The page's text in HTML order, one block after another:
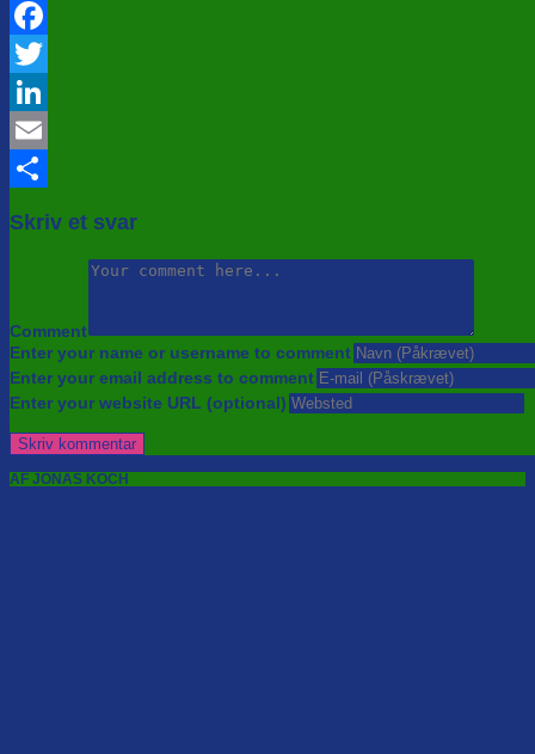
Facebook
Twitter
LinkedIn
Email
Skriv et svar
Comment
Enter your name or username to comment
Enter your email address to comment
Enter your website URL (optional)
AF JONAS KOCH